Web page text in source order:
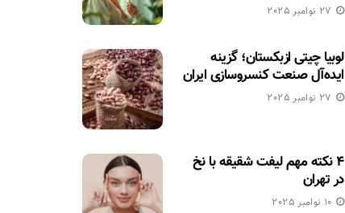
27 نوامبر 2025
لوبیا چیتی ازبکستان؛ گزینه
ایده‌آل صنعت کنسروسازی ایران
27 نوامبر 2025
۴ نکته مهم لیفت شقیقه با نخ
در تهران
10 نوامبر 2025